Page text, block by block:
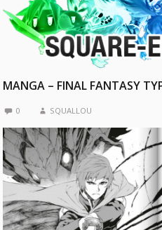
MANGA – FINAL FANTASY
0 SQUALLOU